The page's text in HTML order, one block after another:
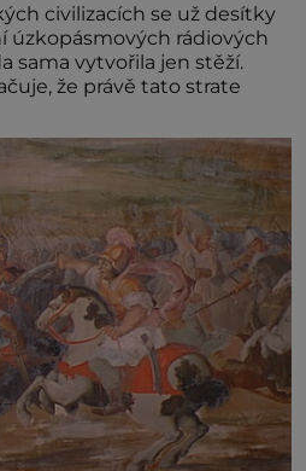
civilizacích se už desítky
úzkopásmových rádiových
sama vytvořila jen stěží.
že právě tato strate